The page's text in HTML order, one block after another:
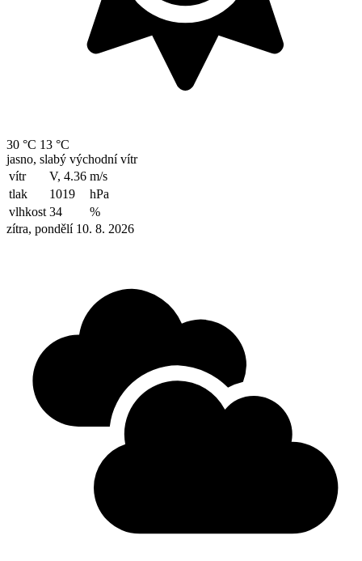
30 °C 13 °C
jasno, slabý východní vítr
vítr
V, 4.36 m/s
tlak
1019
hPa
vlhkost 34
%
zítra, pondělí 10. 8. 2026